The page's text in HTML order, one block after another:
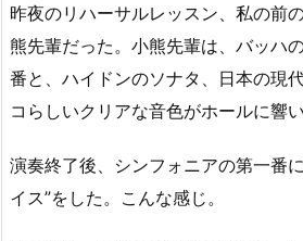
昨夜のリハーサルレッスン、私の前
熊先輩だった。小熊先輩は、バッハ
番と、ハイドンのソナタ、日本の現
コらしいクリアな音色がホールに響い
演奏終了後、シンフォニアの第一番
イス”をした。こんな感じ。